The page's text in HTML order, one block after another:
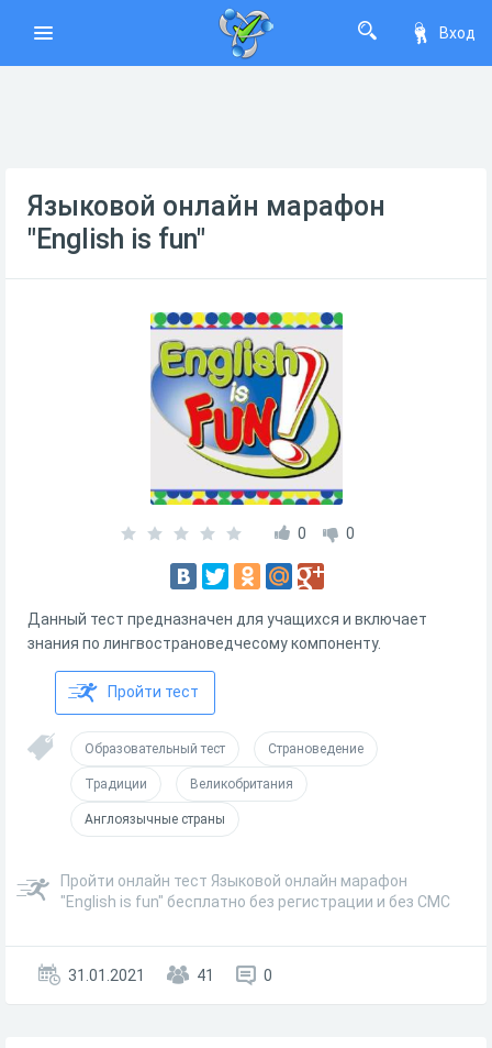
Вход
Языковой онлайн марафон
"English is fun"
0 0
Данный тест предназначен для учащихся и включает
знания по лингвострановедчесому компоненту.
Пройти тест
Образовательный тест Страноведение
Традиции Великобритания
Англоязычные страны
Пройти онлайн тест Языковой онлайн марафон
"English is fun" бесплатно без регистрации и без СМС
31.01.2021 41 0